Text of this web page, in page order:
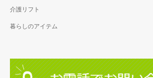
介護リフト
暮らしのアイテム